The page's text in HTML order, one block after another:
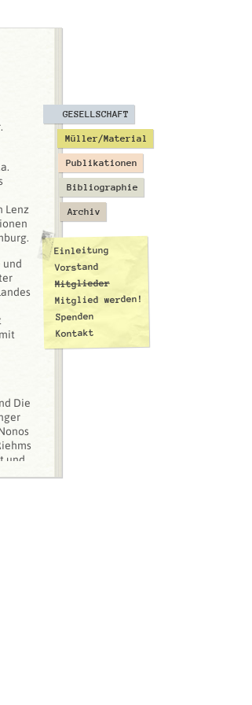
GESELLSCHAFT
Einleitung
Vorstand
Mitglieder
Mitglied werden!
Spenden
Kontakt
Müller/Material
Publikationen
Bibliographie
Archiv
Lenz
und
Die
und